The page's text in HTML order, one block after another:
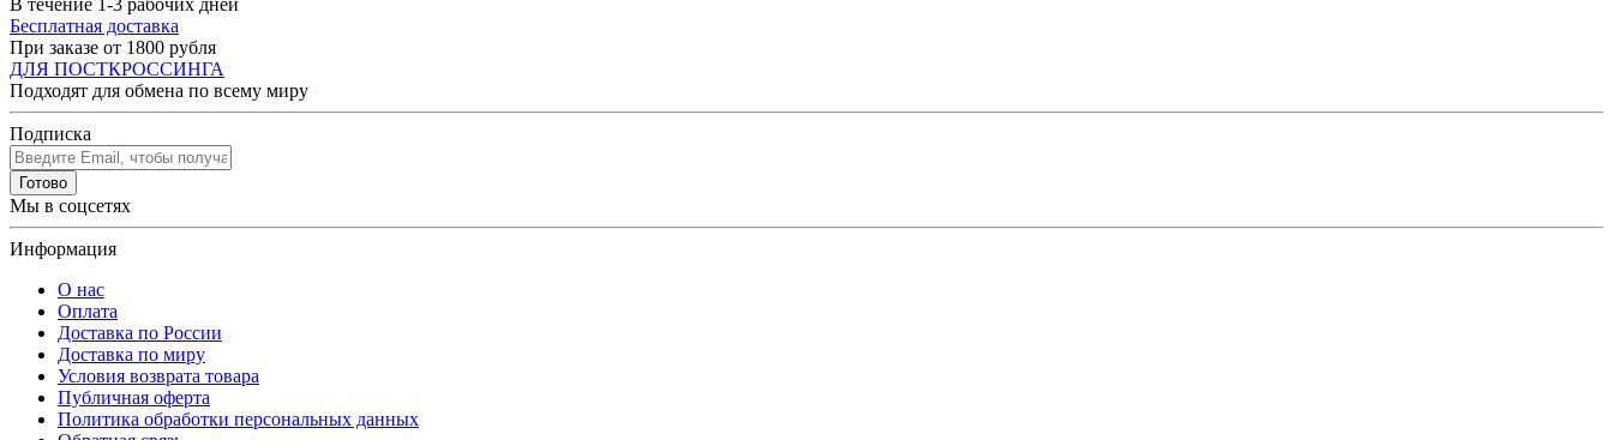
В течение 1-3 рабочих дней
Бесплатная доставка
При заказе от 1800 рубля
ДЛЯ ПОСТКРОССИНГА
Подходят для обмена по всему миру
Подписка
Готово
Мы в соцсетях
Информация
О нас
Оплата
Доставка по России
Доставка по миру
Условия возврата товара
Публичная оферта
Политика обработки персональных данных